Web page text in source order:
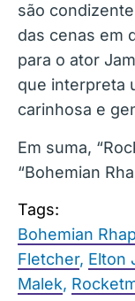
são
das cenas em
para o ator
que interpreta
carinhosa e
Em suma,
“Bohemian
Tags:
Bohemian
Fletcher, Elton
Malek,